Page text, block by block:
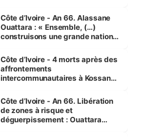
enfants
Côte d’Ivoire - An 66. Alassane
Ouattara : « Ensemble, (…)
construisons une grande nation
générations futures »
Côte d’Ivoire - 4 morts après des
affrontements
intercommunautaires à Kossandji
milieu des sinistrés
Côte d’Ivoire - An 66. Libération
de zones à risque et
déguerpissement : Ouattara